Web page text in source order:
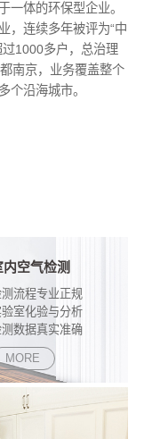
一体的环保型企业。
，连续多年被评为“中
1000多户，总治理
南京，业务覆盖整个
个沿海城市。
内空气检测
流程专业正规
验室化验与分析
数据真实准确
MORE